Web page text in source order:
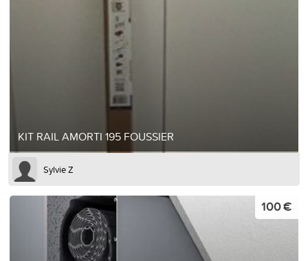
KIT RAIL AMORTI 195 FOUSSIER
Sylvie Z
100 €